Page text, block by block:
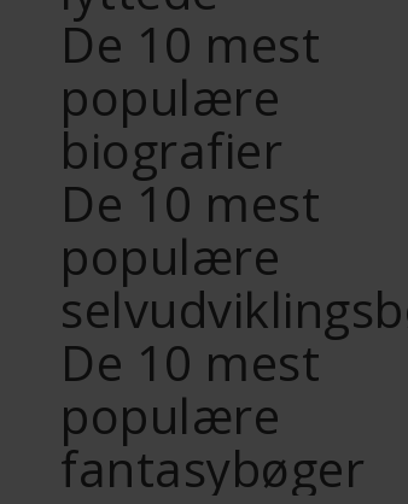
De 10 mest
populære
biografier
De 10 mest
populære
De 10 mest
populære
fantasybøger